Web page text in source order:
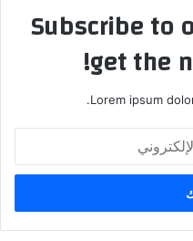
Subscribe to
get the
Lorem ipsum